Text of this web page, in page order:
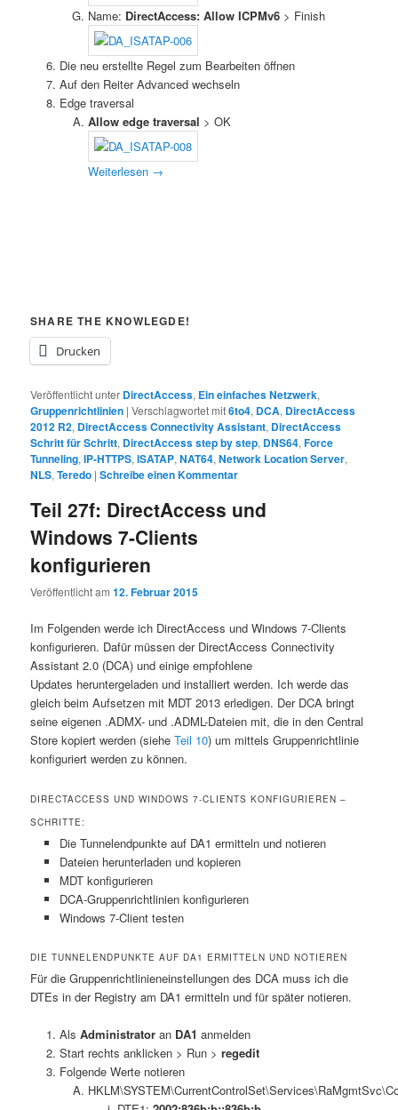
Name: DirectAccess: Allow ICPMv6 > Finish
Die neu erstellte Regel zum Bearbeiten öffnen
Auf den Reiter Advanced wechseln
Edge traversal
Allow edge traversal > OK
Weiterlesen →
SHARE THE KNOWLEGDE!
Drucken
Veröffentlicht unter DirectAccess, Ein einfaches Netzwerk,
Gruppenrichtlinien |Verschlagwortet mit6to4, DCA, DirectAccess
2012 R2, DirectAccess Connectivity Assistant, DirectAccess
Schritt für Schritt, DirectAccess step by step, DNS64,Force
Tunneling,IP-HTTPS,ISATAP,NAT64,Network Location Server,
NLS,Teredo |Schreibe einen Kommentar
Teil 27f: DirectAccess und
Windows 7-Clients
konfigurieren
Veröffentlicht am12. Februar 2015
Im Folgenden werde ich DirectAccess und Windows 7-Clients
konfigurieren. Dafür müssen der DirectAccess Connectivity
Assistant 2.0 (DCA) und einige empfohlene
Updates heruntergeladen und installiert werden. Ich werde das
gleich beim Aufsetzen mit MDT 2013 erledigen. Der DCA bringt
seine eigenen .ADMX- und .ADML-Dateien mit, die in den Central
Store kopiert werden (sieheTeil 10) um mittels Gruppenrichtlinie
konfiguriert werden zu können.
DIRECTACCESS UND WINDOWS 7-CLIENTS KONFIGURIEREN –
SCHRITTE:
Die Tunnelendpunkte auf DA1 ermitteln und notieren
Dateien herunterladen und kopieren
MDT konfigurieren
DCA-Gruppenrichtlinien konfigurieren
Windows 7-Client testen
DIE TUNNELENDPUNKTE AUF DA1 ERMITTELN UND NOTIEREN
Für die Gruppenrichtlinieneinstellungen des DCA muss ich die
DTEs in der Registry am DA1 ermitteln und für später notieren.
Als Administratoran DA1 anmelden
Start rechts anklicken > Run > regedit
Folgende Werte notieren